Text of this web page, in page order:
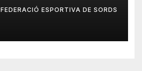
FEDERACIÓ ESPORTIVA DE SORDS